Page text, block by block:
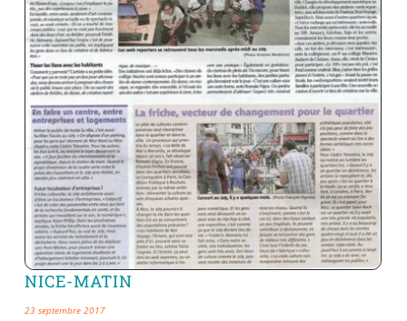
NICE-MATIN
23 septembre 2017